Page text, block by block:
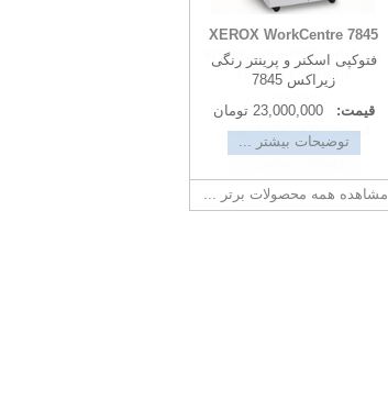
XEROX WorkCentre 7845
فتوکپی اسکنر و پرینتر رنگی
زیراکس 7845
قیمت:
23,000,000 تومان
توضیحات بیشتر ...
تونر کارتریج زیراکس -
ست4تائی WorkCentre 7855
TONER Cartridge
قیمت: 6,400,000 تومان
مشاهده همه محصولات برتر ...